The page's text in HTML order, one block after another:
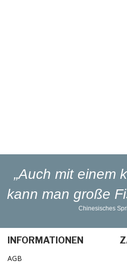
„Auch mit einem
kann man große
Chinesisches
INFORMATIONEN
AGB